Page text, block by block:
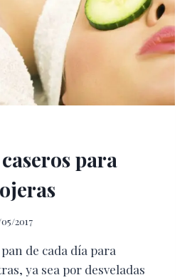
para
2017
de cada día para
ya sea por desveladas